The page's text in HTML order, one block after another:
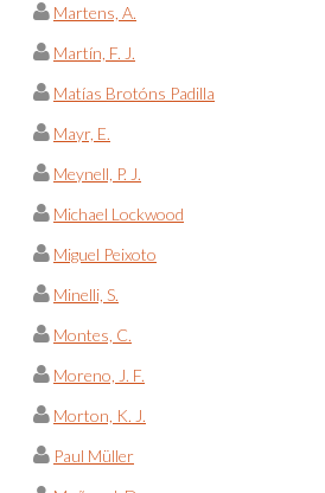
Martens, A.
Martín, F. J.
Matías Brotóns Padilla
Mayr, E.
Meynell, P. J.
Michael Lockwood
Miguel Peixoto
Minelli, S.
Montes, C.
Moreno, J. F.
Morton, K. J.
Paul Müller